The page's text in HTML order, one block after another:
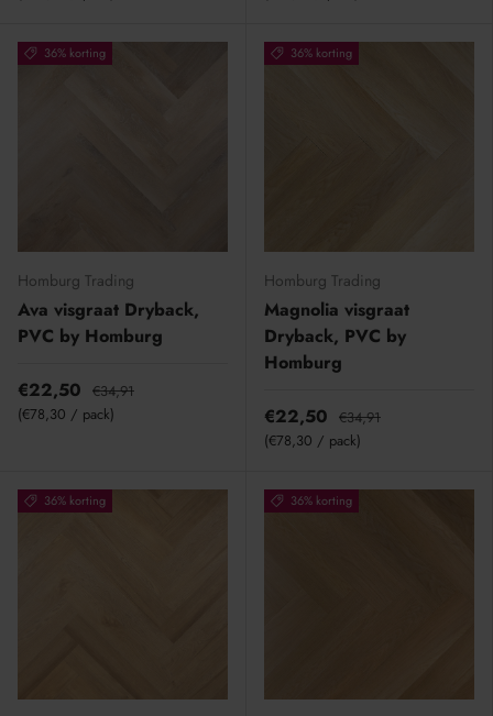
36% korting
Homburg Trading
Ava visgraat Dryback,
PVC by Homburg
€22,50 €34,91
Eenheid prijs
€78,30 / pack
36% korting
Homburg Trading
Magnolia visgraat
Dryback, PVC by
Homburg
€22,50 €34,91
Eenheid prijs
€78,30 / pack
36% korting 36% korting